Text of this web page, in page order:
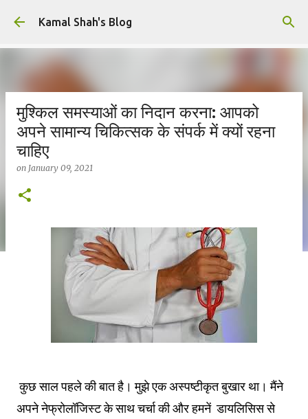
Skip to main content
Kamal Shah's Blog
मुश्किल समस्याओं का निदान करना: आपको
अपने सामान्य चिकित्सक के संपर्क में क्यों रहना
चाहिए
on January 09, 2021
कुछ साल पहले की बात है।मुझे एक अस्पष्टीकृत बुखार था।मैंने
अपने नेफ्रोलॉजिस्ट के साथ चर्चा की और हमनें डायलिसिस से